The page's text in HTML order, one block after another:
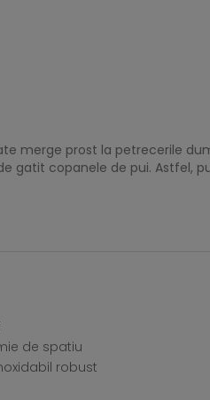
merge prost la petrecerile
gatit copanele de pui.
de spatiu
robust